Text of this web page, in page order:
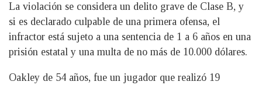
La violación se considera un delito grave de Clase B, y
si es declarado culpable de una primera ofensa, el
infractor está sujeto a una sentencia de 1 a 6 años en una
prisión estatal y una multa de no más de 10.000 dólares.
Oakley de 54 años, fue un jugador que realizó 19